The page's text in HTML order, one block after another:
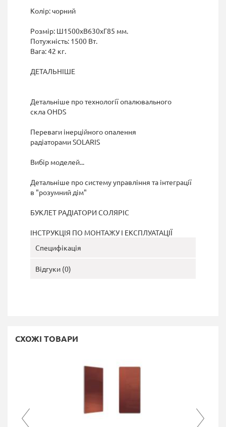
Колір: чорний
Розмір: Ш1500хВ630хГ85 мм.
Потужність: 1500 Вт.
Вага: 42 кг.
ДЕТАЛЬНІШЕ
Детальніше про технології опалювального
скла OHDS
Переваги інерційного опалення
радіаторами SOLARIS
Вибір моделей...
Детальніше про систему управління та інтеграції
в "розумний дім"
БУКЛЕТ РАДІАТОРИ СОЛЯРІС
ІНСТРУКЦІЯ ПО МОНТАЖУ І ЕКСПЛУАТАЦІЇ
Специфікація
Відгуки (0)
СХОЖІ ТОВАРИ